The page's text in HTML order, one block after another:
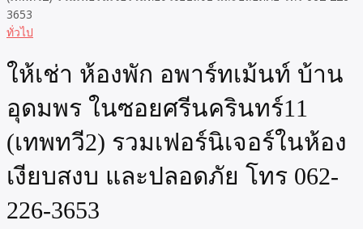
ทั่วไป
ให้เช่า ห้องพัก อพาร์ทเม้นท์ บ้าน
อุดมพร ในซอยศรีนครินทร์11
(เทพทวี2) รวมเฟอร์นิเจอร์ในห้อง
เงียบสงบ และปลอดภัย โทร 062-
226-3653